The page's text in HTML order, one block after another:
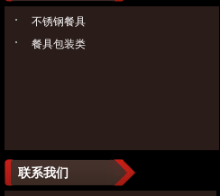
不锈钢餐具
餐具包装类
联系我们